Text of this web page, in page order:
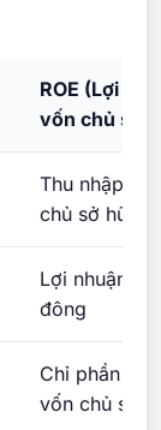
ROE (Lợi
vốn chủ sở
Thu nhập
chủ sở hữu
Lợi nhuận
đông
Chỉ phần tài
vốn chủ sở